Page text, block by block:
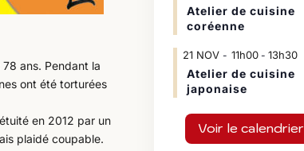
ans. Pendant la
ont été torturées
en 2012 par un
plaidé coupable.
Atelier de cuisine
coréenne
21 NOV 11h00- 13h30
Atelier de cuisine
japonaise
Voir le calendrier